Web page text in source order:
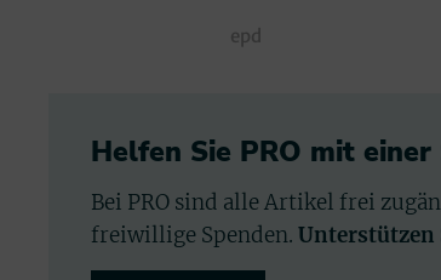
epd
Helfen Sie PRO mit einer
Bei PRO sind alle Artikel frei
freiwillige Spenden. Unterstützen